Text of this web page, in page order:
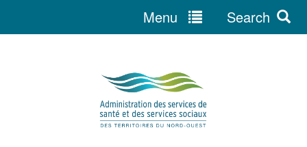
Menu Search